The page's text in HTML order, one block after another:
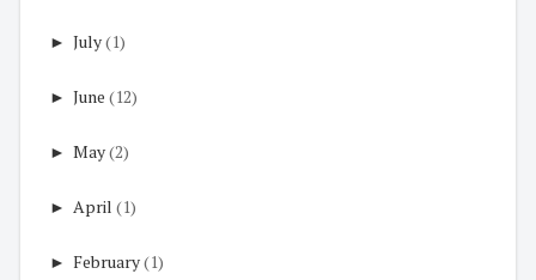
► July(1)
► June (12)
► May(2)
► April (1)
► February(1)